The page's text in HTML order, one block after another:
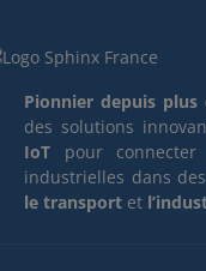
Pionnier depuis plus
des solutions
IoT pour
industrielles dans
le transport et